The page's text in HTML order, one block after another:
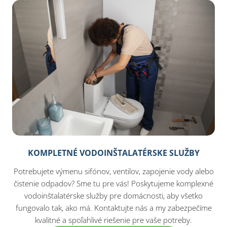
KOMPLETNÉ VODOINŠTALATÉRSKE SLUŽBY
Potrebujete výmenu sifónov, ventilov, zapojenie vody alebo
čistenie odpadov? Sme tu pre vás! Poskytujeme komplexné
vodoinštalatérske služby pre domácnosti, aby všetko
fungovalo tak, ako má. Kontaktujte nás a my zabezpečíme
kvalitné a spoľahlivé riešenie pre vaše potreby.